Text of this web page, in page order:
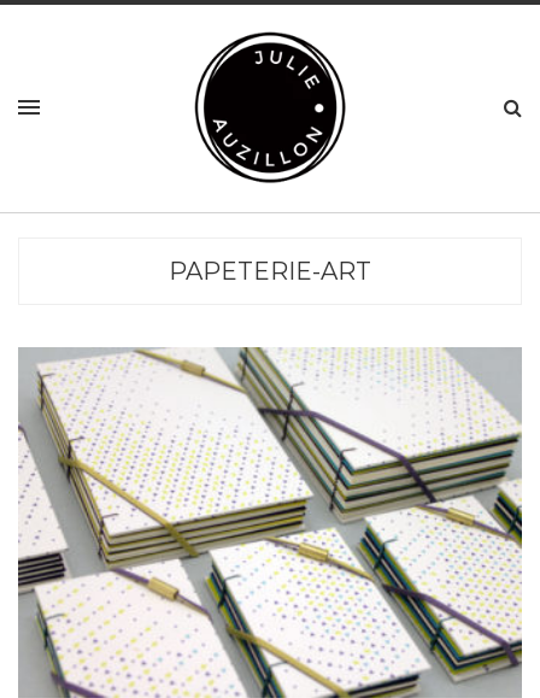
PAPETERIE-ART